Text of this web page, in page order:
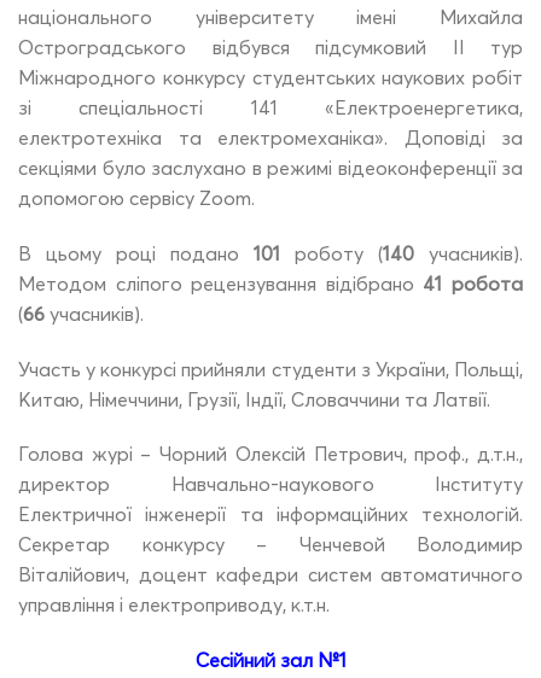
національного університету імені Михайла
Остроградського відбувся підсумковий ІІ тур
Міжнародного конкурсу студентських наукових робіт
зі спеціальності 141 «Електроенергетика,
електротехніка та електромеханіка». Доповіді за
секціями було заслухано в режимі відеоконференції за
допомогою сервісу Zoom.
В цьому році подано 101 роботу (140 учасників).
Методом сліпого рецензування відібрано 41 робота
(66 учасників).
Участь у конкурсі прийняли студенти з України, Польщі,
Китаю, Німеччини, Грузії, Індії, Словаччини та Латвії.
Голова журі – Чорний Олексій Петрович, проф., д.т.н.,
директор Навчально-наукового Інституту
Електричної інженерії та інформаційних технологій.
Секретар конкурсу – Ченчевой Володимир
Віталійович, доцент кафедри систем автоматичного
управління і електроприводу, к.т.н.
Сесійний зал №1